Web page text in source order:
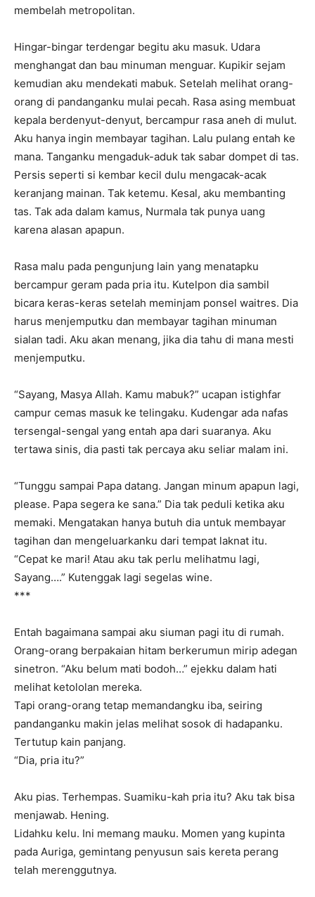
membelah metropolitan.
Hingar-bingar terdengar begitu aku masuk. Udara
menghangat dan bau minuman menguar. Kupikir sejam
kemudian aku mendekati mabuk. Setelah melihat orang-
orang di pandanganku mulai pecah. Rasa asing membuat
kepala berdenyut-denyut, bercampur rasa aneh di mulut.
Aku hanya ingin membayar tagihan. Lalu pulang entah ke
mana. Tanganku mengaduk-aduk tak sabar dompet di tas.
Persis seperti si kembar kecil dulu mengacak-acak
keranjang mainan. Tak ketemu. Kesal, aku membanting
tas. Tak ada dalam kamus, Nurmala tak punya uang
karena alasan apapun.
Rasa malu pada pengunjung lain yang menatapku
bercampur geram pada pria itu. Kutelpon dia sambil
bicara keras-keras setelah meminjam ponsel waitres. Dia
harus menjemputku dan membayar tagihan minuman
sialan tadi. Aku akan menang, jika dia tahu di mana mesti
menjemputku.
“Sayang, Masya Allah. Kamu mabuk?” ucapan istighfar
campur cemas masuk ke telingaku. Kudengar ada nafas
tersengal-sengal yang entah apa dari suaranya. Aku
tertawa sinis, dia pasti tak percaya aku seliar malam ini.
“Tunggu sampai Papa datang. Jangan minum apapun lagi,
please. Papa segera ke sana.” Dia tak peduli ketika aku
memaki. Mengatakan hanya butuh dia untuk membayar
tagihan dan mengeluarkanku dari tempat laknat itu.
“Cepat ke mari! Atau aku tak perlu melihatmu lagi,
Sayang….” Kutenggak lagi segelas wine.
***
Entah bagaimana sampai aku siuman pagi itu di rumah.
Orang-orang berpakaian hitam berkerumun mirip adegan
sinetron. “Aku belum mati bodoh…” ejekku dalam hati
melihat ketololan mereka.
Tapi orang-orang tetap memandangku iba, seiring
pandanganku makin jelas melihat sosok di hadapanku.
Tertutup kain panjang.
“Dia, pria itu?”
Aku pias. Terhempas. Suamiku-kah pria itu? Aku tak bisa
menjawab. Hening.
Lidahku kelu. Ini memang mauku. Momen yang kupinta
pada Auriga, gemintang penyusun sais kereta perang
telah merenggutnya.